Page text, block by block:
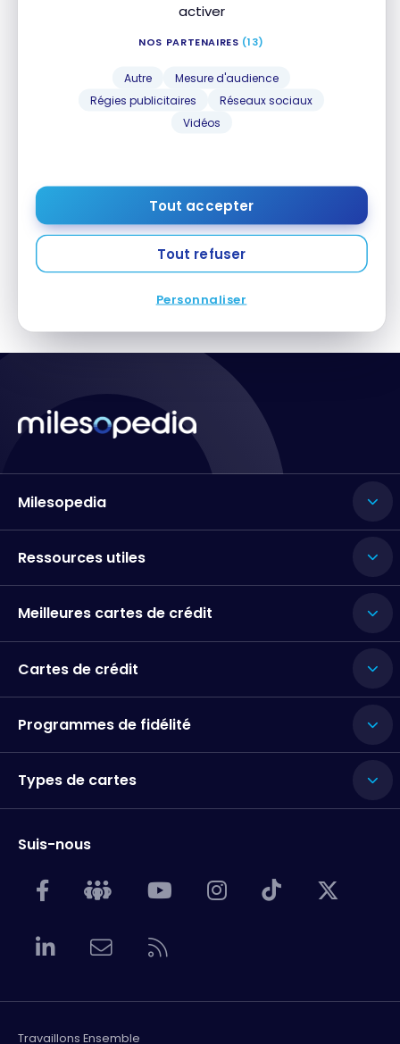
activer
NOS PARTENAIRES (13)
Autre
Mesure d'audience
Régies publicitaires
Réseaux sociaux
Vidéos
Tout accepter
Tout refuser
Personnaliser
Avis : Salon United Club Lounge – Terminal 2B –
Londres Heathrow
16 octobre 2022
Milesopedia
Ressources utiles
Meilleures cartes de crédit
Cartes de crédit
Programmes de fidélité
Types de cartes
Suis-nous
Travaillons Ensemble